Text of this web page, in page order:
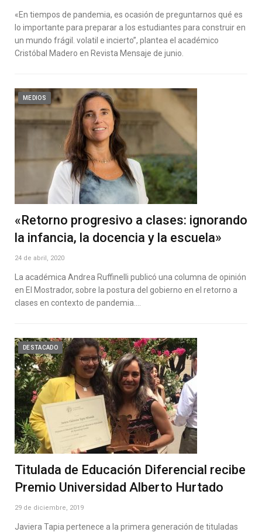
«En tiempos de pandemia, es ocasión de preguntarnos qué es
lo importante para preparar a los estudiantes para construir en
un mundo frágil. volatil e incierto”, plantea el académico
Cristóbal Madero en Revista Mensaje de junio.
MEDIOS
«Retorno progresivo a clases: ignorando
la infancia, la docencia y la escuela»
24 de abril, 2020
La académica Andrea Ruffinelli publicó una columna de opinión
en El Mostrador, sobre la postura del gobierno en el retorno a
clases en contexto de pandemia.…
DESTACADO
Titulada de Educación Diferencial recibe
Premio Universidad Alberto Hurtado
29 de diciembre, 2019
Javiera Tapia pertenece a la primera generación de tituladas